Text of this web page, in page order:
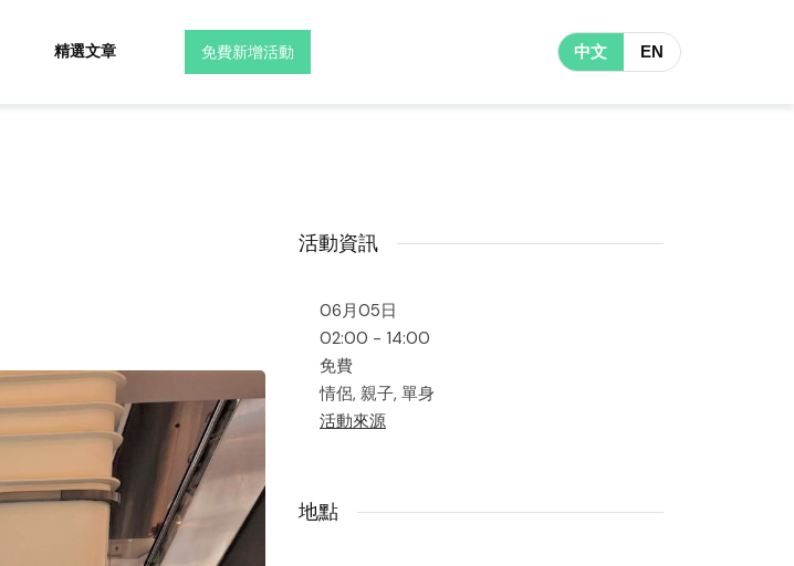
精選文章 免費新增活動 中文 EN
活動資訊
06月05日
02:00 - 14:00
免費
情侶, 親子, 單身
活動來源
地點